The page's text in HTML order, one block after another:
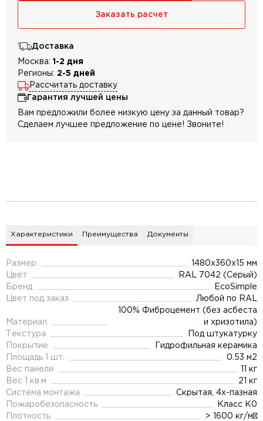
Заказать расчет
Доставка
Москва: 1-2 дня
Регионы: 2-5 дней
Рассчитать доставку
Гарантия лучшей цены
Вам предложили более низкую цену за данный товар?
Сделаем лучшее предложение по цене! Звоните!
Характеристики Преимущества Документы
Размер
1480х360х15 мм
Цвет
RAL 7042 (Серый)
Бренд
EcoSimple
Цвет под заказ
Любой по RAL
Материал
100% Фиброцемент (без асбеста
и хризотила)
Текстура
Под штукатурку
Покрытие
Гидрофильная керамика
Площадь 1 шт.
0.53 м2
Вес панели
11 кг
Вес 1 кв.м
21 кг
Система монтажа
Скрытая, 4х-пазная
Пожаробезопасность
Класс К0
Плотность
> 1600 кг/м³